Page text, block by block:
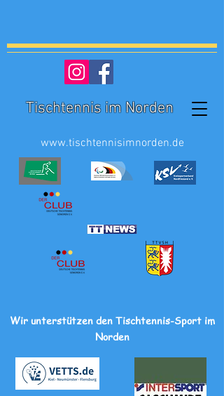
Tischtennis im Norden
Wir unterstützen den Tischtennis-Sport im
Norden
www.tischtennisimnorden.de